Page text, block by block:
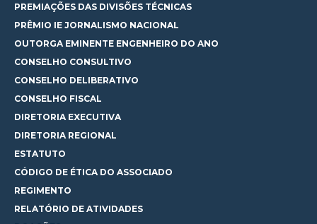
PREMIAÇÕES DAS DIVISÕES TÉCNICAS
PRÊMIO IE JORNALISMO NACIONAL
OUTORGA EMINENTE ENGENHEIRO DO ANO
CONSELHO CONSULTIVO
CONSELHO DELIBERATIVO
CONSELHO FISCAL
DIRETORIA EXECUTIVA
DIRETORIA REGIONAL
ESTATUTO
CÓDIGO DE ÉTICA DO ASSOCIADO
REGIMENTO
RELATÓRIO DE ATIVIDADES